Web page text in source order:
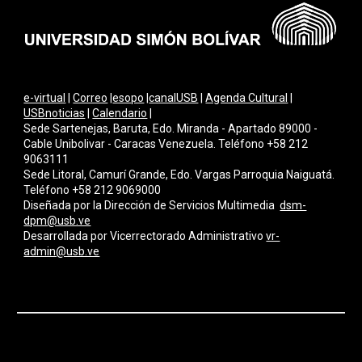
e-virtual |Correo |esopo |canalUSB |Agenda Cultural
USBnoticias |Calendario
Sede Sartenejas, Baruta, Edo. Miranda - Apartado 89000 -
Cable Unibolivar - Caracas Venezuela. Teléfono +58 212
9063111
Sede Litoral, Camurí Grande, Edo. Vargas Parroquia Naiguatá.
Teléfono +58 212 9069000
Diseñada por la Dirección de Servicios Multimediadsm-
dpm@usb.ve
Desarrollada porVicerrectorado Administrativovr-
admin@usb.ve